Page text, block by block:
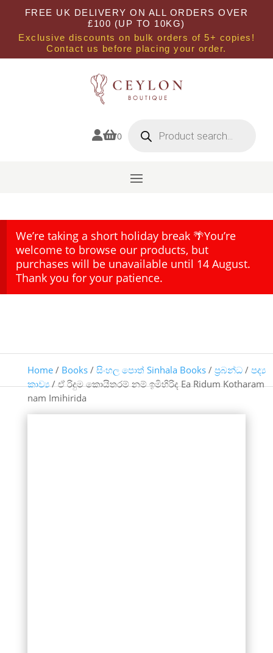
FREE UK DELIVERY ON ALL ORDERS OVER
£100 (UP TO 10KG)
Exclusive discounts on bulk orders of 5+ copies!
Contact us before placing your order.
0 search
We’re taking a short holiday break 🌴You’re
welcome to browse our products, but
purchases will be unavailable until 14 August.
Thank you for your patience.
Home/ Books/ සිංහල පොත් Sinhala Books/ ප්‍රබන්ධ/ පද්‍ය
කාව්‍ය/ ඒ රිදුම කොයිතරම් නම් ඉමිහිරිද Ea Ridum Kotharam
nam Imihirida